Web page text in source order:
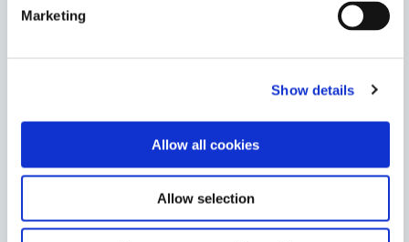
Marketing
Show details
Allow all cookies
Allow selection
9102
Matériau d'encapsulation de puce flexible conçu pour
les zones d'ombre. Ce produit a un CTE élevé/une faible
offre une bonne résistance à l'humidité et à la chaleur.
Asia